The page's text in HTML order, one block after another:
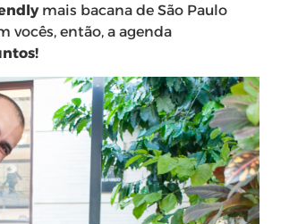
mais bacana de São Paulo
vocês, então, a agenda